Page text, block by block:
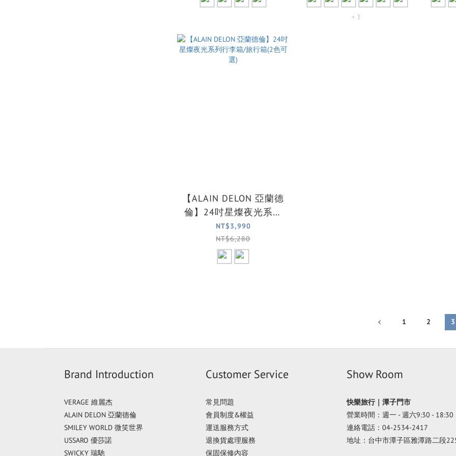
+ 3
【ALAIN DELON 亞蘭德
倫】24吋星燦夜光系列
行李箱/旅行箱(2色可選)
NT$3,990
NT$6,280
1 2 3
Brand Introduction
VERAGE 維麗杰
ALAIN DELON 亞蘭德倫
SMILEY WORLD 微笑世界
USSARO 優莎諾
SWICKY 瑞馳
Customer Service
常見問題
會員制度&權益
運送服務方式
退換貨處理服務
保固保修內容
Show Room
快樂旅行｜潭子門市
營業時間：週一 - 週六9:30 - 18:30
連絡電話：04-2534-2417
地址：台中市潭子區雅潭路二段